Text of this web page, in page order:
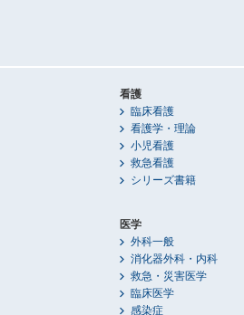
看護
臨床看護
看護学・理論
小児看護
救急看護
シリーズ書籍
医学
外科一般
消化器外科・内科
救急・災害医学
臨床医学
感染症